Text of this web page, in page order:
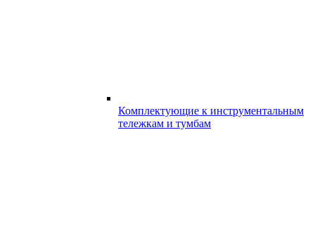
Комплектующие к инструментальным
тележкам и тумбам